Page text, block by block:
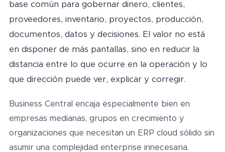
base común para gobernar dinero, clientes,
proveedores, inventario, proyectos, producción,
documentos, datos y decisiones. El valor no está
en disponer de más pantallas, sino en reducir la
distancia entre lo que ocurre en la operación y lo
que dirección puede ver, explicar y corregir.
Business Central encaja especialmente bien en
empresas medianas, grupos en crecimiento y
organizaciones que necesitan un ERP cloud sólido sin
asumir una complejidad enterprise innecesaria.